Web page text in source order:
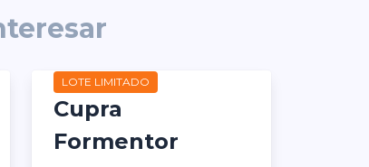
LOTE LIMITADO
Cupra
Formentor